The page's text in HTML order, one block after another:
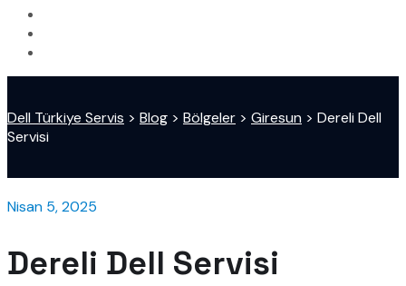
Dell Türkiye Servis > Blog > Bölgeler > Giresun > Dereli Dell
Servisi
Nisan 5, 2025
Dereli Dell Servisi